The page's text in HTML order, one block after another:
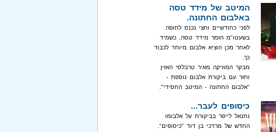
המיטב של מידד טסה
באלבום החתונה.
לפני כחודשיים וחצי נכנס לחופה
בשעטו"מ הזמר מידד טסה, כשמיד
לאחר מכן הוציא אלבום מיוחד לכבוד
כך.
מבקר המוזיקה מאיר טרבלסי האזין
וחזר עם ביקורת אלבום נוספת -
"אלבום החתונה - המיטב החסידי".
כיסופים לעבר...
נתנאל לייפר בביקורת על אלבומו
החדש של מרדכי בן דוד "כיסופים".